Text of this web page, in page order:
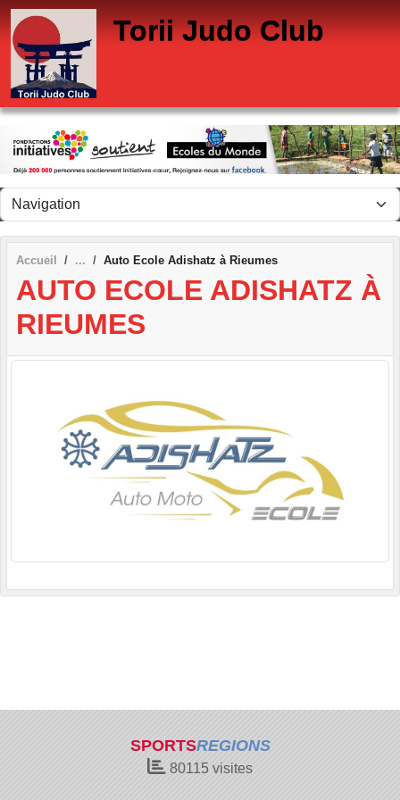
Torii Judo Club
Accueil Auto Ecole Adishatz à Rieumes
AUTO ECOLE ADISHATZ À
RIEUMES
SPORTSREGIONS
80115 visites
Panneau de gestion des cookies